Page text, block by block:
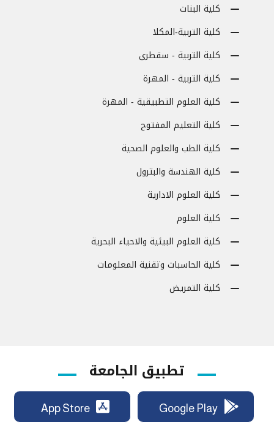
كلية البنات
كلية التربية-المكلا
كلية التربية - سقطرى
كلية التربية - المهرة
كلية العلوم التطبيقية - المهرة
كلية التعليم المفتوح
كلية الطب والعلوم الصحية
كلية الهندسة والبترول
كلية العلوم الادارية
كلية العلوم
كلية العلوم البيئية والاحياء البحرية
كلية الحاسبات وتقنية المعلومات
كلية التمريض
تطبيق الجامعة
Google Play
App Store